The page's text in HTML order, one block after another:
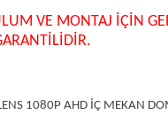
VE MONTAJ İÇİN
1080P AHD İÇ MEKAN